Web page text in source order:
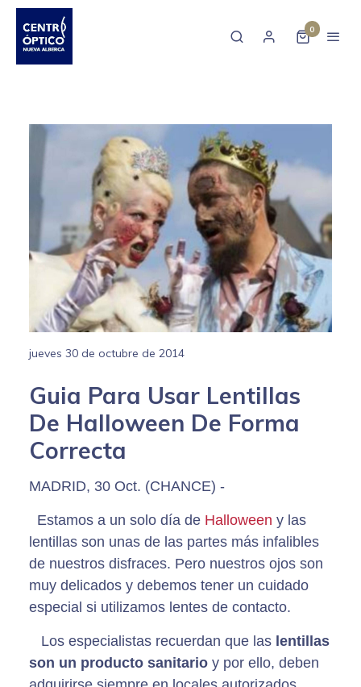
0
jueves 30 de octubre de 2014
Guia Para Usar Lentillas
De Halloween De Forma
Correcta
MADRID, 30 Oct. (CHANCE) -
Estamos a un solo día de Halloween y las
lentillas son unas de las partes más infalibles
de nuestros disfraces. Pero nuestros ojos son
muy delicados y debemos tener un cuidado
especial si utilizamos lentes de contacto.
Los especialistas recuerdan que las lentillas
son un producto sanitario y por ello, deben